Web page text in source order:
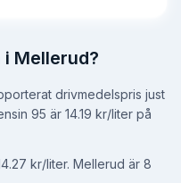
Mellerud?
drivmedelspris just
95 är 14.19 kr/liter på
kr/liter. Mellerud är 8